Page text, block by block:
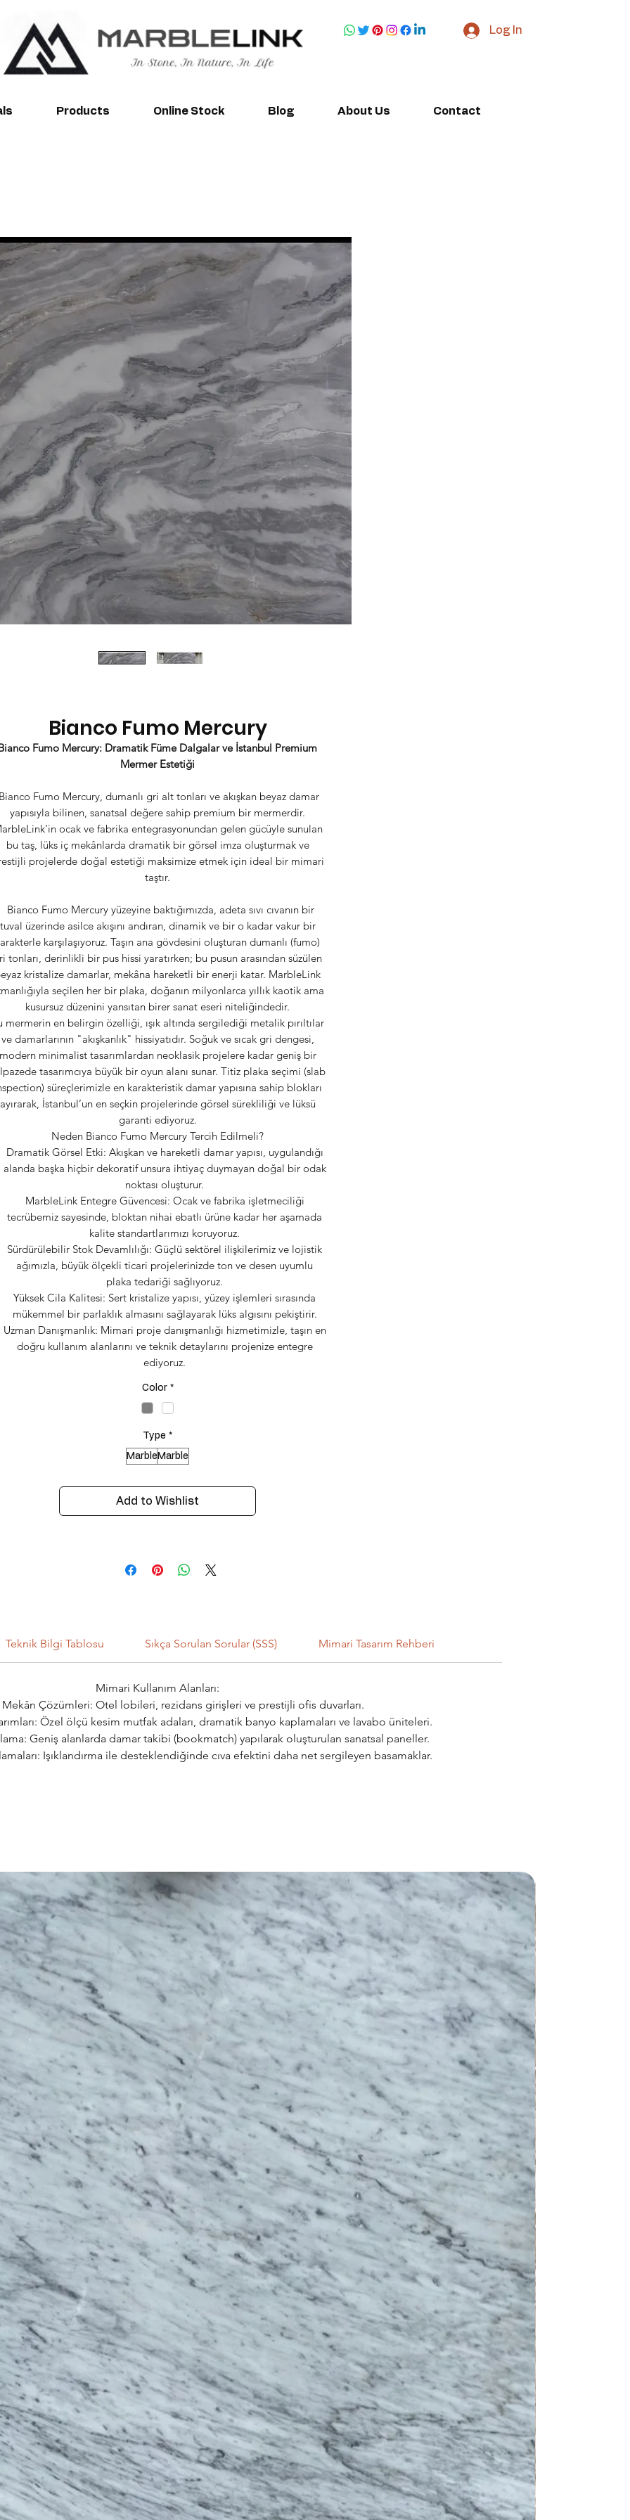
Log In
Products Online Stock Blog About Us Contact
Bianco Fumo Mercury
Fumo Mercury: Dramatik Füme Dalgalar ve İstanbul Premium
Mermer Estetiği
Bianco Fumo Mercury, dumanlı gri alt tonları ve akışkan beyaz damar
yapısıyla bilinen, sanatsal değere sahip premium bir mermerdir.
ocak ve fabrika entegrasyonundan gelen gücüyle sunulan
bu taş, lüks iç mekânlarda dramatik bir görsel imza oluşturmak ve
projelerde doğal estetiği maksimize etmek için ideal bir mimari
taştır.
Bianco Fumo Mercury yüzeyine baktığımızda, adeta sıvı cıvanın bir
tuval üzerinde asilce akışını andıran, dinamik ve bir o kadar vakur bir
karşılaşıyoruz. Taşın ana gövdesini oluşturan dumanlı (fumo)
tonları, derinlikli bir pus hissi yaratırken; bu pusun arasından süzülen
kristalize damarlar, mekâna hareketli bir enerji katar. MarbleLink
seçilen her bir plaka, doğanın milyonlarca yıllık kaotik ama
kusursuz düzenini yansıtan birer sanat eseri niteliğindedir.
mermerin en belirgin özelliği, ışık altında sergilediği metalik pırıltılar
ve damarlarının "akışkanlık" hissiyatıdır. Soğuk ve sıcak gri dengesi,
modern minimalist tasarımlardan neoklasik projelere kadar geniş bir
tasarımcıya büyük bir oyun alanı sunar. Titiz plaka seçimi (slab
süreçlerimizle en karakteristik damar yapısına sahip blokları
ayırarak, İstanbul’un en seçkin projelerinde görsel sürekliliği ve lüksü
garanti ediyoruz.
Neden Bianco Fumo Mercury Tercih Edilmeli?
Dramatik Görsel Etki: Akışkan ve hareketli damar yapısı, uygulandığı
alanda başka hiçbir dekoratif unsura ihtiyaç duymayan doğal bir odak
noktası oluşturur.
MarbleLink Entegre Güvencesi: Ocak ve fabrika işletmeciliği
tecrübemiz sayesinde, bloktan nihai ebatlı ürüne kadar her aşamada
kalite standartlarımızı koruyoruz.
Sürdürülebilir Stok Devamlılığı: Güçlü sektörel ilişkilerimiz ve lojistik
ağımızla, büyük ölçekli ticari projelerinizde ton ve desen uyumlu
plaka tedariği sağlıyoruz.
Yüksek Cila Kalitesi: Sert kristalize yapısı, yüzey işlemleri sırasında
mükemmel bir parlaklık almasını sağlayarak lüks algısını pekiştirir.
Uzman Danışmanlık: Mimari proje danışmanlığı hizmetimizle, taşın en
doğru kullanım alanlarını ve teknik detaylarını projenize entegre
ediyoruz.
Color *
Type *
Marble Marble
Add to Wishlist
Teknik Bilgi Tablosu Sıkça Sorulan Sorular (SSS) Mimari Tasarım Rehberi
Mimari Kullanım Alanları:
Mekân Çözümleri: Otel lobileri, rezidans girişleri ve prestijli ofis duvarları.
Özel ölçü kesim mutfak adaları, dramatik banyo kaplamaları ve lavabo üniteleri.
Geniş alanlarda damar takibi (bookmatch) yapılarak oluşturulan sanatsal paneller.
Işıklandırma ile desteklendiğinde cıva efektini daha net sergileyen basamaklar.